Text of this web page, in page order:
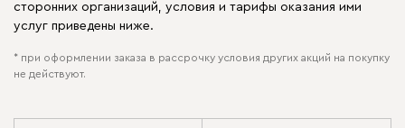
сторонних организаций, условия и тарифы оказания ими
услуг приведены ниже.
* при оформлении заказа в рассрочку условия других акций на покупку
не действуют.